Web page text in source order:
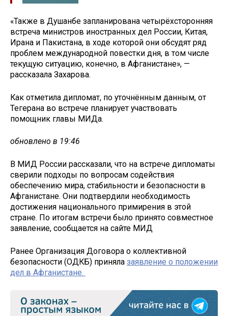
«Также в Душанбе запланирована четырёхсторонняя
встреча министров иностранных дел России, Китая,
Ирана и Пакистана, в ходе которой они обсудят ряд
проблем международной повестки дня, в том числе
текущую ситуацию, конечно, в Афганистане», —
рассказала Захарова.
Как отметила дипломат, по уточнённым данным, от
Тегерана во встрече планирует участвовать
помощник главы МИДа.
обновлено в 19:46
В МИД России рассказали, что на встрече дипломаты
сверили подходы по вопросам содействия
обеспечению мира, стабильности и безопасности в
Афганистане. Они подтвердили необходимость
достижения национального примирения в этой
стране. По итогам встречи было принято совместное
заявление, сообщается на сайте МИД
Ранее Организация Договора о коллективной
безопасности (ОДКБ) приняла заявление о положении
дел в Афганистане.